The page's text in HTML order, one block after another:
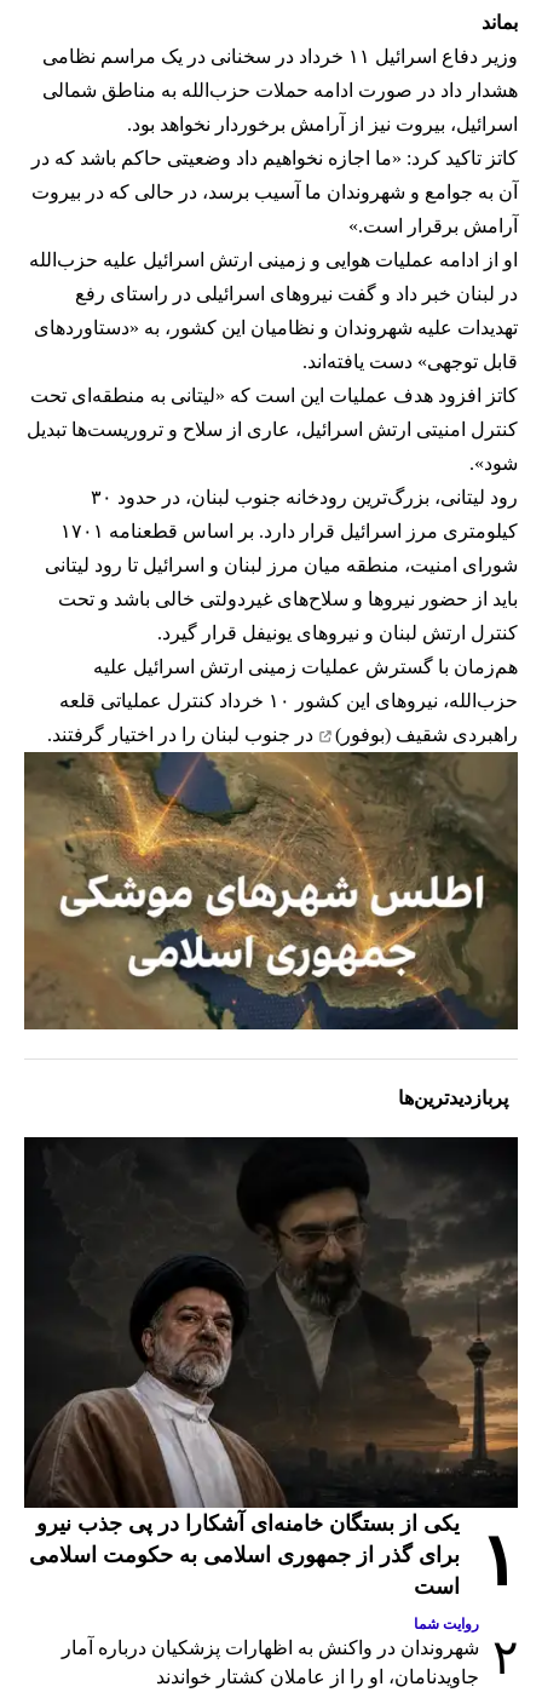
بماند
وزیر دفاع اسرائیل ۱۱ خرداد در سخنانی در یک مراسم نظامی
هشدار داد در صورت ادامه حملات حزب‌الله به مناطق شمالی
اسرائیل، بیروت نیز از آرامش برخوردار نخواهد بود.
کاتز تاکید کرد: «ما اجازه نخواهیم داد وضعیتی حاکم باشد که در
آن به جوامع و شهروندان ما آسیب برسد، در حالی که در بیروت
آرامش برقرار است.»
او از ادامه عملیات هوایی و زمینی ارتش اسرائیل علیه حزب‌الله
در لبنان خبر داد و گفت نیروهای اسرائیلی در راستای رفع
تهدیدات علیه شهروندان و نظامیان این کشور، به «دستاوردهای
قابل توجهی» دست یافته‌اند.
کاتز افزود هدف عملیات این است که «لیتانی به منطقه‌ای تحت
کنترل امنیتی ارتش اسرائیل، عاری از سلاح و تروریست‌ها تبدیل
شود».
رود لیتانی، بزرگ‌ترین رودخانه جنوب لبنان، در حدود ۳۰
کیلومتری مرز اسرائیل قرار دارد. بر اساس قطعنامه ۱۷۰۱
شورای امنیت، منطقه میان مرز لبنان و اسرائیل تا رود لیتانی
باید از حضور نیروها و سلاح‌های غیردولتی خالی باشد و تحت
کنترل ارتش لبنان و نیروهای یونیفل قرار گیرد.
هم‌زمان با گسترش عملیات زمینی ارتش اسرائیل علیه
حزب‌الله، نیروهای این کشور ۱۰ خرداد کنترل عملیاتی
قلعه
راهبردی شقیف (بوفور)
در جنوب لبنان را در اختیار گرفتند.
پربازدیدترین‌ها
۱
یکی از بستگان خامنه‌ای آشکارا در پی جذب نیرو
برای گذر از جمهوری اسلامی به حکومت اسلامی
است
۲
روایت شما
شهروندان در واکنش به اظهارات پزشکیان درباره آمار
جاویدنامان، او را از عاملان کشتار خواندند